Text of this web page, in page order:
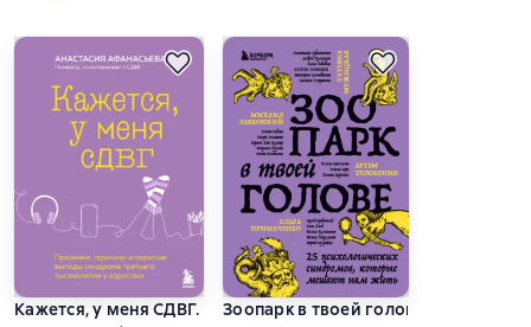
Кажется, у меня СДВГ. Признаки, причины и скрытые
Зоопарк в твоей голове. 25